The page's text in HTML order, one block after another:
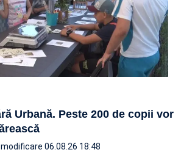
Urbană. Peste 200 de copii vor
06.08.26 18:48